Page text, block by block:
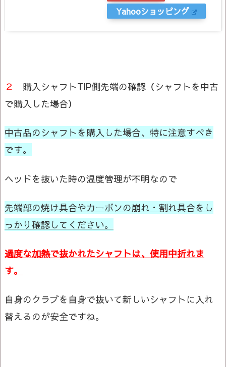
Yahooショッピング
２
購入シャフトTIP側先端の確認（シャフトを中古
で購入した場合）
中古品のシャフトを購入した場合、特に注意すべき
です。
ヘッドを抜いた時の温度管理が不明なので
先端部の焼け具合やカーボンの崩れ・割れ具合をし
っかり確認してください。
過度な加熱で抜かれたシャフトは、使用中折れま
す。
自身のクラブを自身で抜いて新しいシャフトに入れ
替えるのが安全ですね。